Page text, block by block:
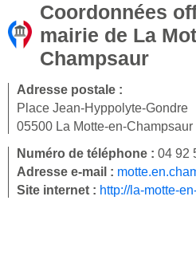
Coordonnées
mairie de La
Champsaur
Adresse postale :
Place Jean-Hyppolyte-Gondre
05500 La Motte-en-Champsaur
Numéro de téléphone : 04 92
Adresse e-mail :
Site internet : http://la-motte-